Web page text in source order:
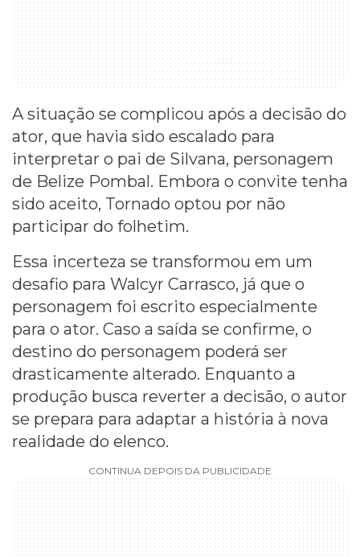
A situação se complicou após a decisão do
ator, que havia sido escalado para
interpretar o pai de Silvana, personagem
de Belize Pombal. Embora o convite tenha
sido aceito, Tornado optou por não
participar do folhetim.
Essa incerteza se transformou em um
desafio para Walcyr Carrasco, já que o
personagem foi escrito especialmente
para o ator. Caso a saída se confirme, o
destino do personagem poderá ser
drasticamente alterado. Enquanto a
produção busca reverter a decisão, o autor
se prepara para adaptar a história à nova
realidade do elenco.
CONTINUA DEPOIS DA PUBLICIDADE